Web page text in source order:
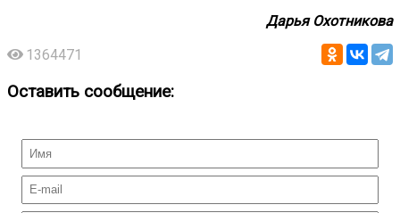
Дарья Охотникова
1364471
Оставить сообщение: